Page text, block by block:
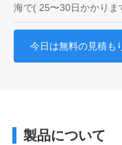
海で( 25〜30日かかりま
今日は無料の見積も
製品について